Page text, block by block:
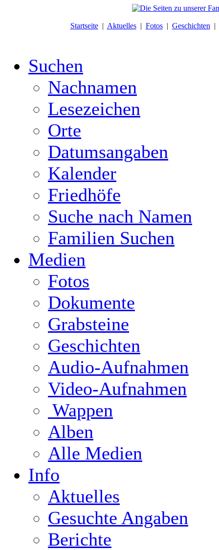
Startseite| Aktuelles| Fotos| Geschichten |
Suchen
Nachnamen
Lesezeichen
Orte
Datumsangaben
Kalender
Friedhöfe
Suche nach Namen
Familien Suchen
Medien
Fotos
Dokumente
Grabsteine
Geschichten
Audio-Aufnahmen
Video-Aufnahmen
Wappen
Alben
Alle Medien
Info
Aktuelles
Gesuchte Angaben
Berichte